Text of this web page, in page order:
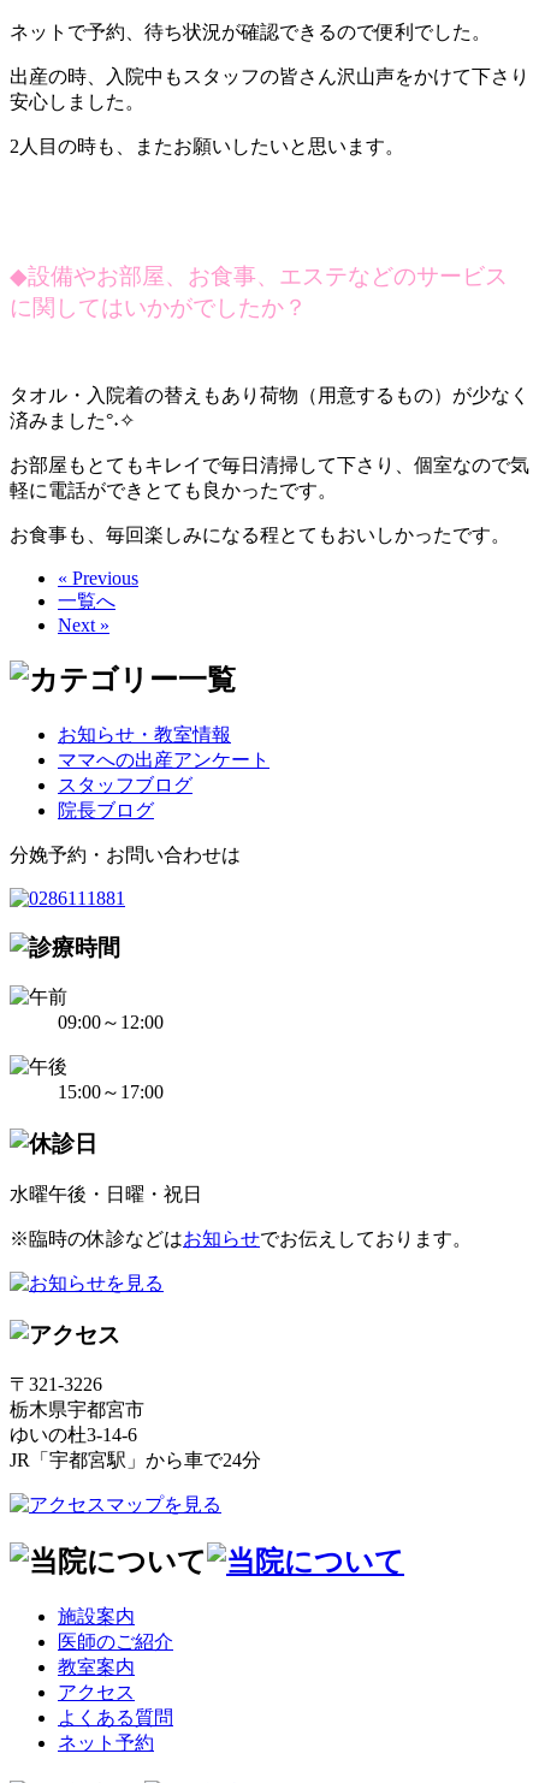
ネットで予約、待ち状況が確認できるので便利でした。
出産の時、入院中もスタッフの皆さん沢山声をかけて下さり
安心しました。
2人目の時も、またお願いしたいと思います。
◆設備やお部屋、お食事、エステなどのサービス
に関してはいかがでしたか？
タオル・入院着の替えもあり荷物（用意するもの）が少なく
済みました°˖✧
お部屋もとてもキレイで毎日清掃して下さり、個室なので気
軽に電話ができとても良かったです。
お食事も、毎回楽しみになる程とてもおいしかったです。
« Previous
一覧へ
Next »
お知らせ・教室情報
ママへの出産アンケート
スタッフブログ
院長ブログ
分娩予約・お問い合わせは
09:00～12:00
15:00～17:00
水曜午後・日曜・祝日
※臨時の休診などはお知らせでお伝えしております。
〒321-3226
栃木県宇都宮市
ゆいの杜3-14-6
JR「宇都宮駅」から車で24分
施設案内
医師のご紹介
教室案内
アクセス
よくある質問
ネット予約